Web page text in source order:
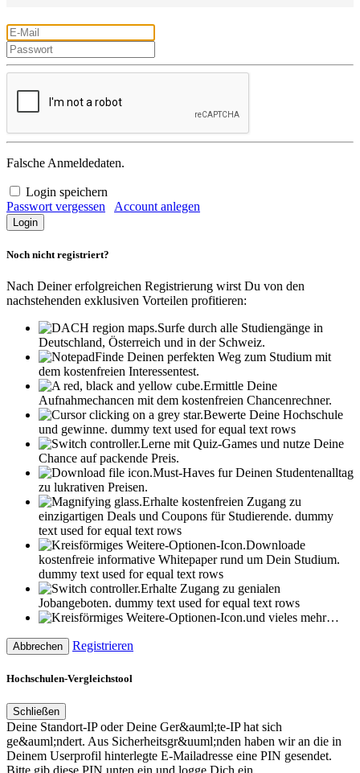
Falsche Anmeldedaten.
Login speichern
Passwort vergessen
Account anlegen
Noch nicht registriert?
Nach Deiner erfolgreichen Registrierung wirst Du von den
nachstehenden exklusiven Vorteilen profitieren:
Surfe durch alle Studiengänge in
Deutschland, Österreich und in der Schweiz.
Finde Deinen perfekten Weg zum Studium mit
dem kostenfreien Interessentest.
Ermittle Deine
Aufnahmechancen mit dem kostenfreien Chancenrechner.
Bewerte Deine Hochschule
und gewinne. dummy text used for equal text rows
Lerne mit Quiz-Games und nutze Deine
Chance auf packende Preis.
Must-Haves fur Deinen Studentenalltag
zu lukrativen Preisen.
Erhalte kostenfreien Zugang zu
einzigartigen Deals und Coupons für Studierende. dummy
text used for equal text rows
Downloade
kostenfreie informative Whitepaper rund um Dein Studium.
dummy text used for equal text rows
Erhalte Zugang zu genialen
Jobangeboten. dummy text used for equal text rows
und vieles mehr…
Abbrechen Registrieren
Hochschulen-Vergleichstool
Schließen
Deine Standort-IP oder Deine Ger&auml;te-IP hat sich
ge&auml;ndert. Aus Sicherheitsgr&uuml;nden haben wir an die in
Deinem Userprofil hinterlegte E-Mailadresse eine PIN gesendet.